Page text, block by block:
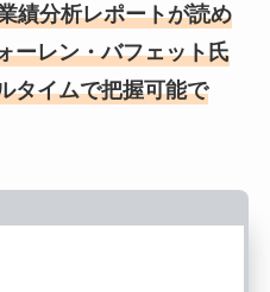
績分析レポートが読め
ーレン・バフェット氏
タイムで把握可能で